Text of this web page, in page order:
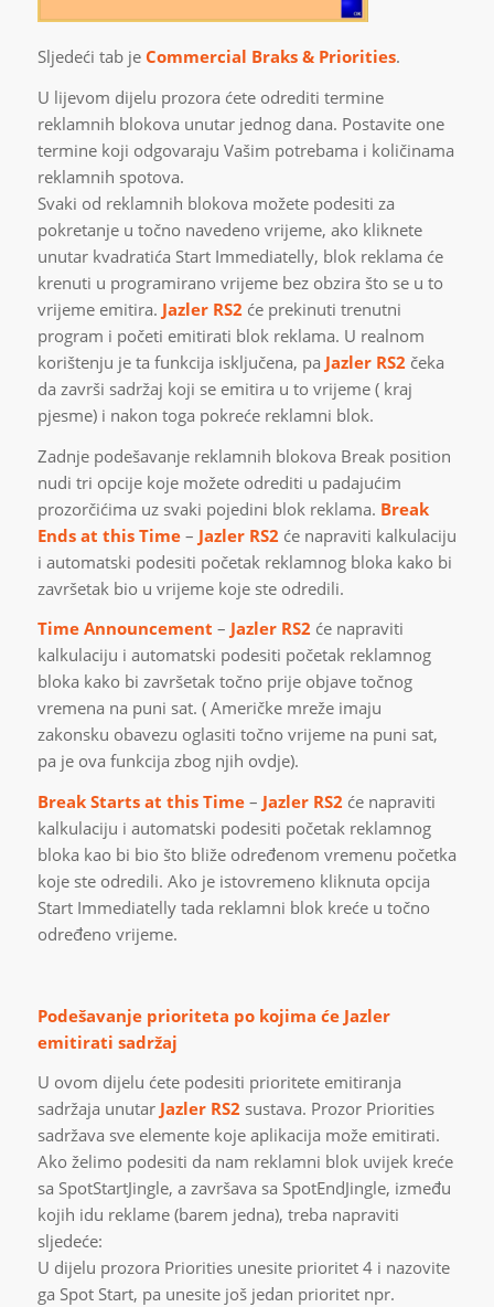
Sljedeći tab je Commercial Braks & Priorities.
U lijevom dijelu prozora ćete odrediti termine
reklamnih blokova unutar jednog dana. Postavite one
termine koji odgovaraju Vašim potrebama i količinama
reklamnih spotova.
Svaki od reklamnih blokova možete podesiti za
pokretanje u točno navedeno vrijeme, ako kliknete
unutar kvadratića Start Immediatelly, blok reklama će
krenuti u programirano vrijeme bez obzira što se u to
vrijeme emitira. Jazler RS2 će prekinuti trenutni
program i početi emitirati blok reklama. U realnom
korištenju je ta funkcija isključena, pa Jazler RS2 čeka
da završi sadržaj koji se emitira u to vrijeme ( kraj
pjesme) i nakon toga pokreće reklamni blok.
Zadnje podešavanje reklamnih blokova Break position
nudi tri opcije koje možete odrediti u padajućim
prozorčićima uz svaki pojedini blok reklama. Break
Ends at this Time– Jazler RS2 će napraviti kalkulaciju
i automatski podesiti početak reklamnog bloka kako bi
završetak bio u vrijeme koje ste odredili.
Time Announcement – Jazler RS2 će napraviti
kalkulaciju i automatski podesiti početak reklamnog
bloka kako bi završetak točno prije objave točnog
vremena na puni sat. ( Američke mreže imaju
zakonsku obavezu oglasiti točno vrijeme na puni sat,
pa je ova funkcija zbog njih ovdje).
Break Starts at this Time– Jazler RS2 će napraviti
kalkulaciju i automatski podesiti početak reklamnog
bloka kao bi bio što bliže određenom vremenu početka
koje ste odredili. Ako je istovremeno kliknuta opcija
Start Immediatelly tada reklamni blok kreće u točno
određeno vrijeme.
Podešavanje prioriteta po kojima će Jazler
emitirati sadržaj
U ovom dijelu ćete podesiti prioritete emitiranja
sadržaja unutar Jazler RS2 sustava. Prozor Priorities
sadržava sve elemente koje aplikacija može emitirati.
Ako želimo podesiti da nam reklamni blok uvijek kreće
sa SpotStartJingle, a završava sa SpotEndJingle, između
kojih idu reklame (barem jedna), treba napraviti
sljedeće:
U dijelu prozora Priorities unesite prioritet 4 i nazovite
ga Spot Start, pa unesite još jedan prioritet npr.